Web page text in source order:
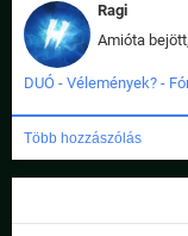
Ragi
DUÓ - Vélemények? -
Több hozzászólás